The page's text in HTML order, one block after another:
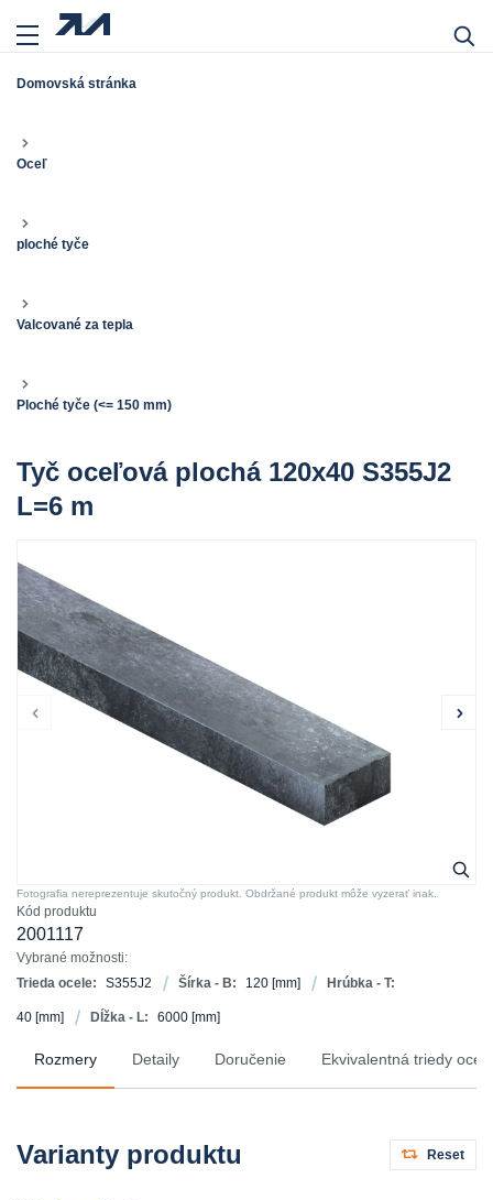
Domovská stránka
Oceľ
ploché tyče
Valcované za tepla
Ploché tyče (<= 150 mm)
Tyč oceľová plochá 120x40 S355J2
L=6 m
Kód produktu
2001117
Vybrané možnosti:
Trieda ocele:
S355J2 Šírka - B: 120 [mm] Hrúbka - T:
40 [mm] Dĺžka - L: 6000 [mm]
Fotografia nereprezentuje skutočný produkt. Obdržané produkt môže vyzerať inak.
Rozmery Detaily Doručenie Ekvivalentná triedy ocele
Varianty produktu Reset